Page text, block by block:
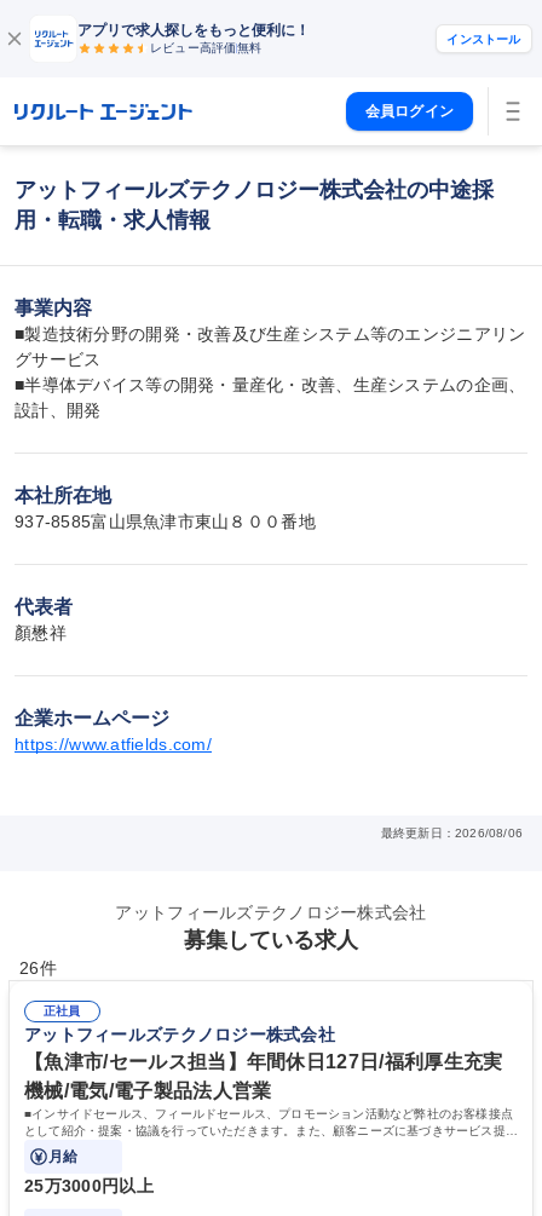
アプリで求人探しをもっと便利に！
レビュー高評価無料
インストール
会員ログイン
アットフィールズテクノロジー株式会社の中途採
用・転職・求人情報
事業内容
■製造技術分野の開発・改善及び生産システム等のエンジニアリン
グサービス
■半導体デバイス等の開発・量産化・改善、生産システムの企画、
設計、開発
本社所在地
937-8585富山県魚津市東山８００番地
代表者
顏懋祥
企業ホームページ
https://www.atfields.com/
最終更新日：2026/08/06
アットフィールズテクノロジー株式会社
募集している求人
26件
正社員
アットフィールズテクノロジー株式会社
【魚津市/セールス担当】年間休日127日/福利厚生充実
機械/電気/電子製品法人営業
■インサイドセールス、フィールドセールス、プロモーション活動など弊社のお客様接点
として紹介・提案・協議を行っていただきます。また、顧客ニーズに基づきサービス提供
を円滑に行うための社内調整も対応いただ
月給
25万3000円以上